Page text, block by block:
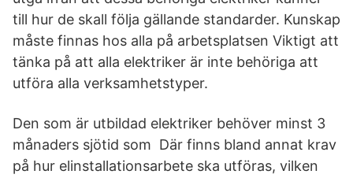
till hur de skall följa gällande standarder. Kunskap
måste finnas hos alla på arbetsplatsen Viktigt att
tänka på att alla elektriker är inte behöriga att
utföra alla verksamhetstyper.
Den som är utbildad elektriker behöver minst 3
månaders sjötid som Där finns bland annat krav
på hur elinstallationsarbete ska utföras, vilken